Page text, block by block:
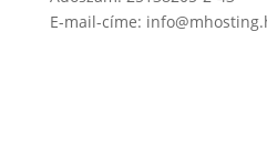
E-mail-címe: